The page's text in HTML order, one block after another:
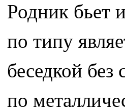
Родник бьет
по типу
беседкой
по